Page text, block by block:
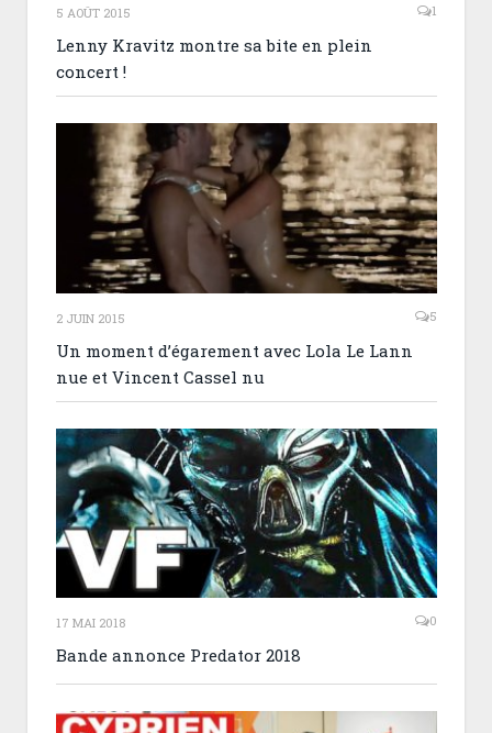
5 AOÛT 2015 1
Lenny Kravitz montre sa bite en plein
concert !
2 JUIN 2015 5
Un moment d’égarement avec Lola Le Lann
nue et Vincent Cassel nu
17 MAI 2018 0
Bande annonce Predator 2018